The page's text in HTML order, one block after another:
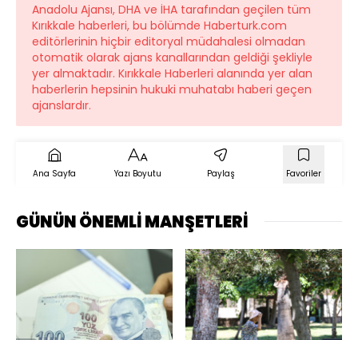
Anadolu Ajansı, DHA ve İHA tarafından geçilen tüm
Kırıkkale haberleri, bu bölümde Haberturk.com
editörlerinin hiçbir editoryal müdahalesi olmadan
otomatik olarak ajans kanallarından geldiği şekliyle
yer almaktadır. Kırıkkale Haberleri alanında yer alan
haberlerin hepsinin hukuki muhatabı haberi geçen
ajanslardır.
Ana Sayfa Yazı Boyutu Paylaş Favoriler
GÜNÜN ÖNEMLİ MANŞETLERİ